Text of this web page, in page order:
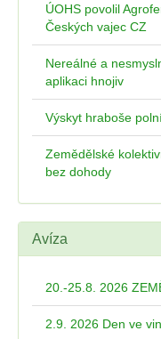
ÚOHS povolil
Českých vajec CZ
Nereálné a
aplikaci hnojiv
Výskyt hraboše
Zemědělské
bez dohody
Avíza
20.-25.8. 2026
2.9. 2026 Den ve